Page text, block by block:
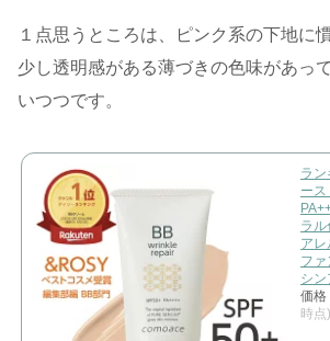
１点思うところは、ピンク系の下地に
少し透明感がある薄づきの色味があっ
いつつです。
ラ
ー
ラ
ア
フ
シン
価格
時点)